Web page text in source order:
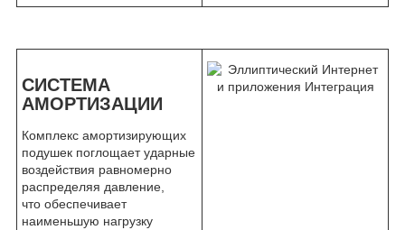
СИСТЕМА
АМОРТИЗАЦИИ
Комплекс амортизирующих
подушек поглощает ударные
воздействия равномерно
распределяя давление,
что обеспечивает
наименьшую нагрузку